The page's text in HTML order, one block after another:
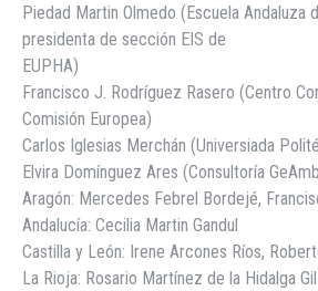
Piedad Martin Olmedo (Escuela Andaluza
presidenta de sección EIS de
EUPHA)
Francisco J. Rodríguez Rasero (Centro
Comisión Europea)
Carlos Iglesias Merchán (Universiada
Elvira Domínguez Ares (Consultoría
Aragón: Mercedes Febrel Bordejé,
Andalucía: Cecilia Martin Gandul
Castilla y León: Irene Arcones Ríos,
La Rioja: Rosario Martínez de la Hidalga Gil